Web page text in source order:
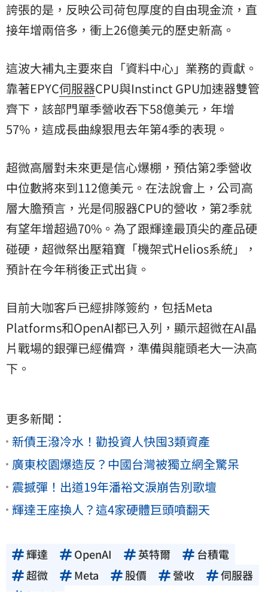
誇張的是，反映公司荷包厚度的自由現金流，直
接年增兩倍多，衝上26億美元的歷史新高。
這波大補丸主要來自「資料中心」業務的貢獻。
靠著EPYC伺服器CPU與Instinct GPU加速器雙管
齊下，該部門單季營收吞下58億美元，年增
57%，這成長曲線狠甩去年第4季的表現。
超微高層對未來更是信心爆棚，預估第2季營收
中位數將來到112億美元。在法說會上，公司高
層大膽預言，光是伺服器CPU的營收，第2季就
有望年增超過70%。為了跟輝達最頂尖的產品硬
碰硬，超微祭出壓箱寶「機架式Helios系統」，
預計在今年稍後正式出貨。
目前大咖客戶已經排隊簽約，包括Meta
Platforms和OpenAI都已入列，顯示超微在AI晶
片戰場的銀彈已經備齊，準備與龍頭老大一決高
下。
更多新聞：
新債王潑冷水！勸投資人快囤3類資產
廣東校園爆造反？中國台灣被獨立網全驚呆
震撼彈！出道19年潘裕文淚崩告別歌壇
輝達王座換人？這4家硬體巨頭噴翻天
輝達 OpenAI 英特爾
台積電
超微
Meta 股價 營收
伺服器